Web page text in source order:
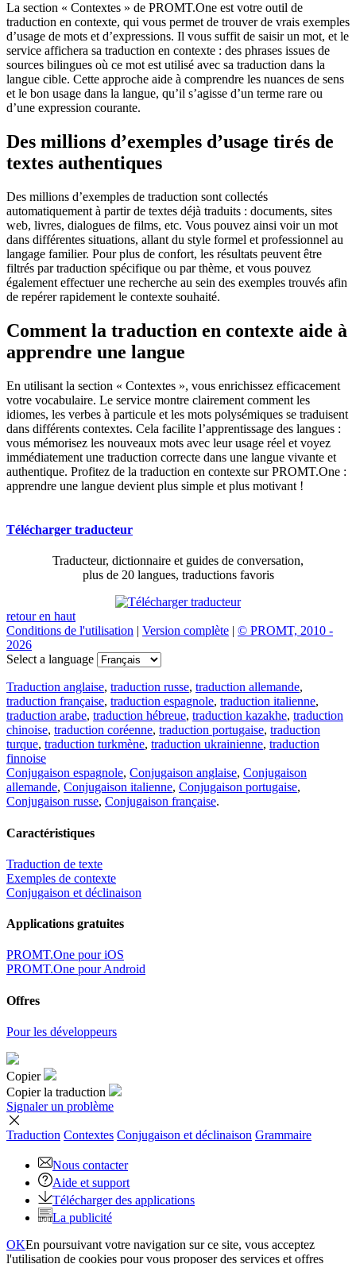
La section « Contextes » de PROMT.One est votre outil de
traduction en contexte, qui vous permet de trouver de vrais exemples
d’usage de mots et d’expressions. Il vous suffit de saisir un mot, et le
service affichera sa traduction en contexte : des phrases issues de
sources bilingues où ce mot est utilisé avec sa traduction dans la
langue cible. Cette approche aide à comprendre les nuances de sens
et le bon usage dans la langue, qu’il s’agisse d’un terme rare ou
d’une expression courante.
Des millions d’exemples d’usage tirés de
textes authentiques
Des millions d’exemples de traduction sont collectés
automatiquement à partir de textes déjà traduits : documents, sites
web, livres, dialogues de films, etc. Vous pouvez ainsi voir un mot
dans différentes situations, allant du style formel et professionnel au
langage familier. Pour plus de confort, les résultats peuvent être
filtrés par traduction spécifique ou par thème, et vous pouvez
également effectuer une recherche au sein des exemples trouvés afin
de repérer rapidement le contexte souhaité.
Comment la traduction en contexte aide à
apprendre une langue
En utilisant la section « Contextes », vous enrichissez efficacement
votre vocabulaire. Le service montre clairement comment les
idiomes, les verbes à particule et les mots polysémiques se traduisent
dans différents contextes. Cela facilite l’apprentissage des langues :
vous mémorisez les nouveaux mots avec leur usage réel et voyez
immédiatement une traduction correcte dans une langue vivante et
authentique. Profitez de la traduction en contexte sur PROMT.One :
apprendre une langue devient plus simple et plus motivant !
Télécharger traducteur
Traducteur, dictionnaire et guides de conversation,
plus de 20 langues, traductions favoris
retour en haut
Conditions de l'utilisation | Version complète | © PROMT, 2010 -
2026
Select a language
Traduction anglaise, traduction russe, traduction allemande,
traduction française, traduction espagnole, traduction italienne,
traduction arabe, traduction hébreue, traduction kazakhe, traduction
chinoise, traduction coréenne, traduction portugaise, traduction
turque, traduction turkmène, traduction ukrainienne, traduction
finnoise
Conjugaison espagnole, Conjugaison anglaise, Conjugaison
allemande, Conjugaison italienne, Conjugaison portugaise,
Conjugaison russe, Conjugaison française.
Caractéristiques
Traduction de texte
Exemples de contexte
Conjugaison et déclinaison
Applications gratuites
PROMT.One pour iOS
PROMT.One pour Android
Offres
Pour les développeurs
Copier
Copier la traduction
Signaler un problème
Traduction Contextes Conjugaison et déclinaison Grammaire
Nous contacter
Aide et support
Télécharger des applications
La publicité
OKEn poursuivant votre navigation sur ce site, vous acceptez
l'utilisation de cookies pour vous proposer des services et offres